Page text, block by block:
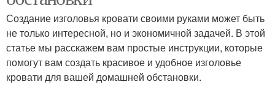
Создание изголовья кровати своими руками может быть
не только интересной, но и экономичной задачей. В этой
статье мы расскажем вам простые инструкции, которые
помогут вам создать красивое и удобное изголовье
кровати для вашей домашней обстановки.